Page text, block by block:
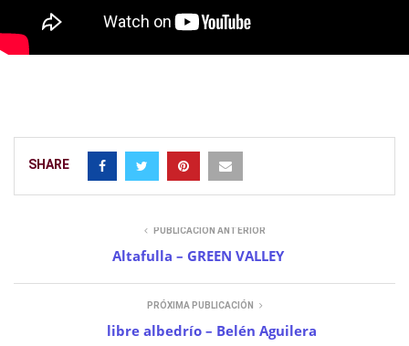
SHARE
PUBLICACIÓN ANTERIOR
Altafulla – GREEN VALLEY
PRÓXIMA PUBLICACIÓN
libre albedrío – Belén Aguilera